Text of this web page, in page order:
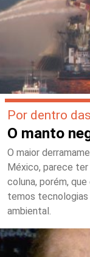
Por dentro
O manto
O maior
México, parece
coluna, porém,
temos tecnologias
ambiental.